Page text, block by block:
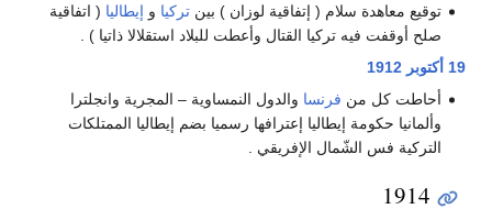
توقيع معاهدة سلام ( إتفاقية لوزان ) بينتركيا و إيطاليا ( اتفاقية
صلح أوقفت فيه تركيا القتال وأعطت للبلاد استقلالا ذاتيا ) .
19 أكتوبر
1912
أحاطت كل من فرنسا والدول النمساوية – المجرية وانجلترا
وألمانيا حكومة إيطاليا إعترافها رسميا بضم إيطاليا الممتلكات
التركية فس الشّمال الإفريقي .
1914